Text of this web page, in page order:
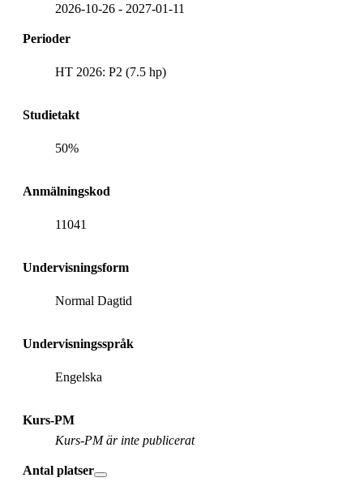
2026-10-26 - 2027-01-11
Perioder
HT 2026: P2 (7.5 hp)
Studietakt
50%
Anmälningskod
11041
Undervisningsform
Normal Dagtid
Undervisningsspråk
Engelska
Kurs-PM
Kurs-PM är inte publicerat
Antal platser